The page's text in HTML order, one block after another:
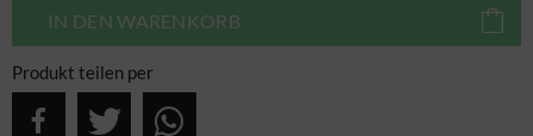
IN DEN WARENKORB
Produkt teilen per